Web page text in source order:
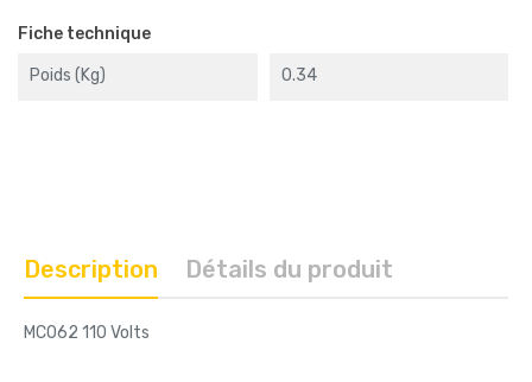
Fiche technique
Poids (kg) 0.34
Description Détails du produit
MC062 110 Volts